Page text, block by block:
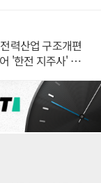
력산업 구조개편
'한전 지주사' 재편